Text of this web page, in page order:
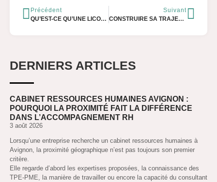
Précédent
QU’EST-CE QU’UNE LICORNE EN RH ?
Suivant
CONSTRUIRE SA TRAJECTOIRE RH, LE DÉFI DES TPE/PME
DERNIERS ARTICLES
CABINET RESSOURCES HUMAINES AVIGNON :
POURQUOI LA PROXIMITÉ FAIT LA DIFFÉRENCE
DANS L’ACCOMPAGNEMENT RH
3 août 2026
Lorsqu’une entreprise recherche un cabinet ressources humaines à
Avignon, la proximité géographique n’est pas toujours son premier
critère.
Elle regarde d’abord les expertises proposées, la connaissance des
TPE-PME, la manière de travailler ou encore la capacité du consultant